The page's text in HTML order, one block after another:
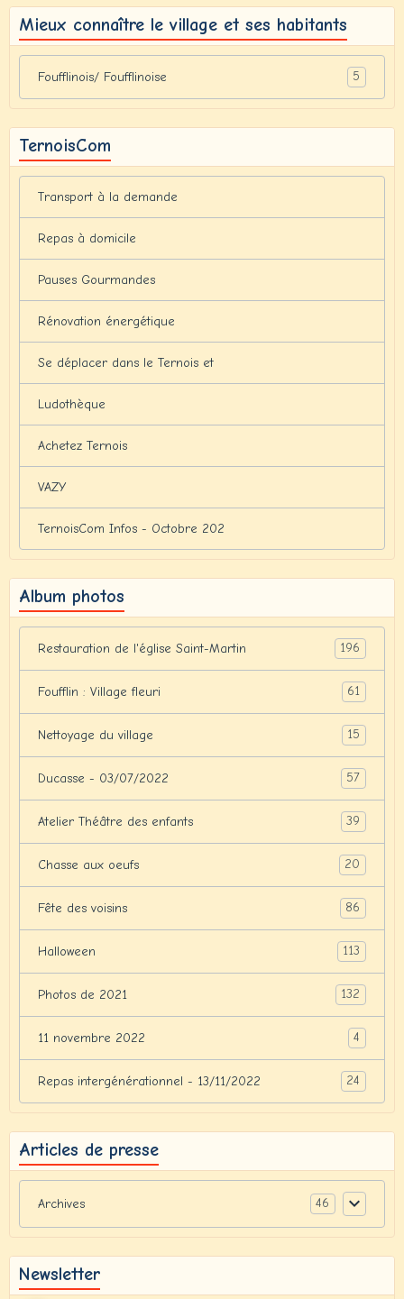
Mieux connaître le village et ses habitants
Foufflinois/ Foufflinoise 5
TernoisCom
Transport à la demande
Repas à domicile
Pauses Gourmandes
Rénovation énergétique
Se déplacer dans le Ternois et
Ludothèque
Achetez Ternois
VAZY
TernoisCom Infos - Octobre 202
Album photos
Restauration de l'église Saint-Martin 196
Foufflin : Village fleuri 61
Nettoyage du village 15
Ducasse - 03/07/2022 57
Atelier Théâtre des enfants 39
Chasse aux oeufs 20
Fête des voisins 86
Halloween 113
Photos de 2021 132
11 novembre 2022 4
Repas intergénérationnel - 13/11/2022 24
Articles de presse
Archives 46
Newsletter